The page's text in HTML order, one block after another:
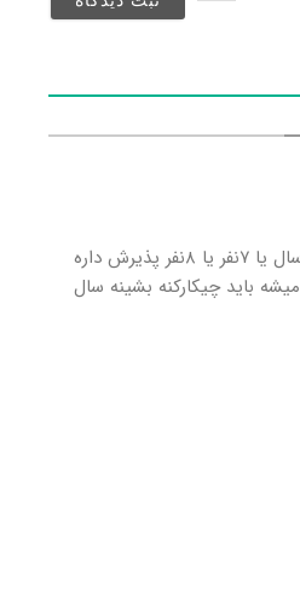
چرا رشته دکتری ترجمه هرسال یا ۷نفر یا ۸نفر پذیرش داره
پس کسی که مثلا رتبش ۹میشه باید چیکارکنه بشینه سال